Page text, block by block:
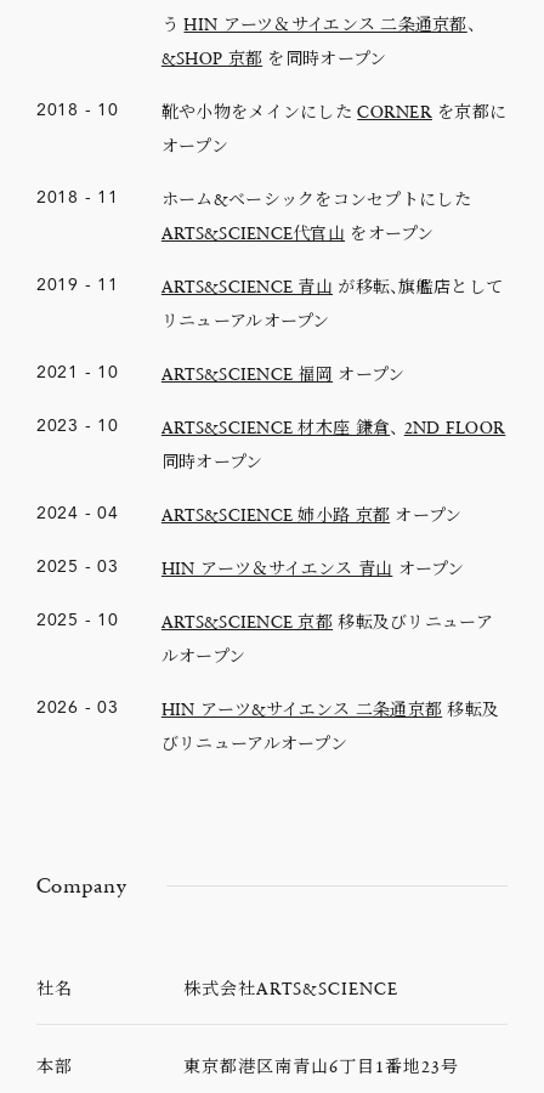
うHIN アーツ＆サイエンス 二条通京都、
&SHOP 京都 を同時オープン
2018 - 10 靴や小物をメインにしたCORNERを京都に
オープン
2018 - 11
ホーム&ベーシックをコンセプトにした
ARTS&SCIENCE代官山 をオープン
2019 - 11 ARTS&SCIENCE 青山 が移転、旗艦店として
リニューアルオープン
2021 - 10 ARTS&SCIENCE 福岡 オープン
2023 - 10 ARTS&SCIENCE 材木座 鎌倉、 2ND FLOOR
同時オープン
2024 - 04 ARTS&SCIENCE 姉小路 京都 オープン
2025 - 03 HIN アーツ＆サイエンス 青山 オープン
2025 - 10 ARTS&SCIENCE 京都移転及びリニューア
ルオープン
2026 - 03 HIN アーツ&サイエンス 二条通京都移転及
びリニューアルオープン
Company
社名 株式会社ARTS&SCIENCE
本部 東京都港区南青山6丁目1番地23号